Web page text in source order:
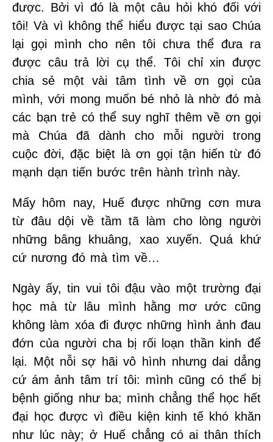
được. Bởi vì đó là một câu hỏi khó đối với
tôi! Và vì không thể hiểu được tại sao Chúa
lại gọi mình cho nên tôi chưa thể đưa ra
được câu trả lời cụ thể. Tôi chỉ xin được
chia sẻ một vài tâm tình về ơn gọi của
mình, với mong muốn bé nhỏ là nhờ đó mà
các bạn trẻ có thể suy nghĩ thêm về ơn gọi
mà Chúa đã dành cho mỗi người trong
cuộc đời, đặc biệt là ơn gọi tận hiến từ đó
mạnh dạn tiến bước trên hành trình này.
Mấy hôm nay, Huế được những cơn mưa
từ đâu dội về tầm tã làm cho lòng người
những bâng khuâng, xao xuyến. Quá khứ
cứ nương đó mà tìm về…
Ngày ấy, tin vui tôi đậu vào một trường đại
học mà từ lâu mình hằng mơ ước cũng
không làm xóa đi được những hình ảnh đau
đớn của người cha bị rối loạn thần kinh để
lại. Một nỗi sợ hãi vô hình nhưng dai dẳng
cứ ám ảnh tâm trí tôi: mình cũng có thể bị
bệnh giống như ba; mình chẳng thể học hết
đại học được vì điều kiện kinh tế khó khăn
như lúc này; ở Huế chẳng có ai thân thích